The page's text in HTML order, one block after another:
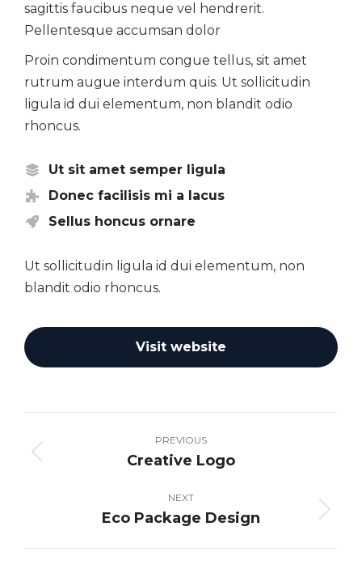
sagittis faucibus neque vel hendrerit.
Pellentesque accumsan dolor
Proin condimentum congue tellus, sit amet
rutrum augue interdum quis. Ut sollicitudin
ligula id dui elementum, non blandit odio
rhoncus.
Ut sit amet semper ligula
Donec facilisis mi a lacus
Sellus honcus ornare
Ut sollicitudin ligula id dui elementum, non
blandit odio rhoncus.
Visit website
navigation
PREVIOUS
Previous
Creative Logo
NEXT
Next
Eco Package Design